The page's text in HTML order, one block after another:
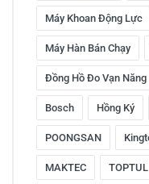
Máy Khoan Động Lực
Máy Hàn Bán Chạy
Đồng Hồ Đo Vạn Năng
Bosch Hồng Ký
POONGSAN
MAKTEC TOPTUL